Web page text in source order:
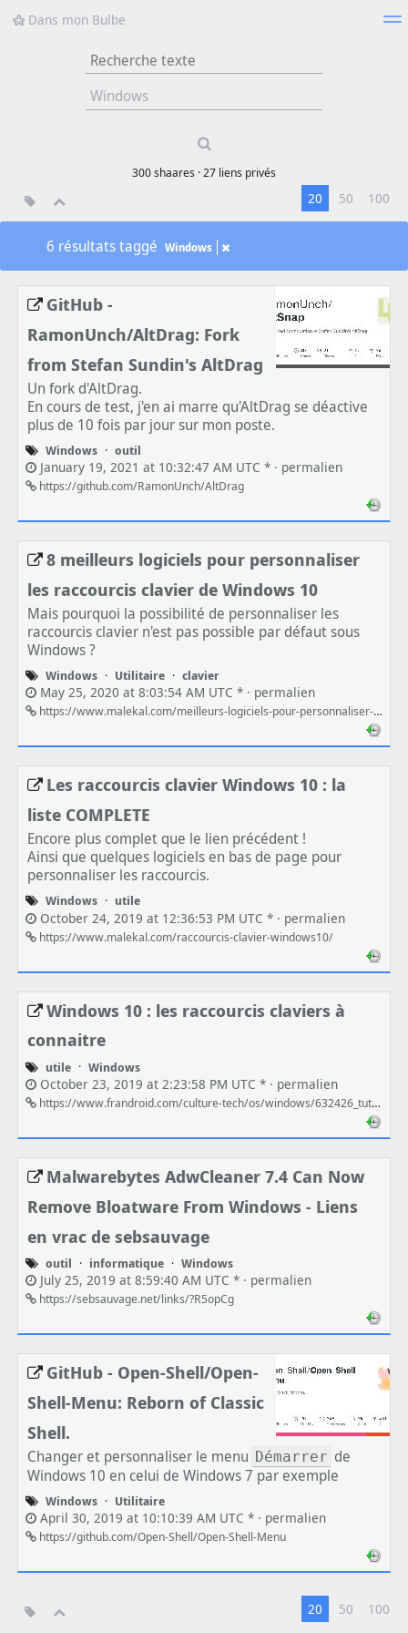
Dans mon Bulbe
Nuage de tags Mur d'images
results.
300shaares ·27liens privés
20 50 100
6 résultats taggé Windows
GitHub -
RamonUnch/AltDrag: Fork
from Stefan Sundin's AltDrag
Un fork d'AltDrag.
En cours de test, j'en ai marre qu'AltDrag se déactive
plus de 10 fois par jour sur mon poste.
Windows · outil
January 19, 2021 at 10:32:47 AM UTC * · permalien
https://github.com/RamonUnch/AltDrag
8 meilleurs logiciels pour personnaliser
les raccourcis clavier de Windows 10
Mais pourquoi la possibilité de personnaliser les
raccourcis clavier n'est pas possible par défaut sous
Windows ?
Windows · Utilitaire · clavier
May 25, 2020 at 8:03:54 AM UTC * · permalien
https://www.malekal.com/meilleurs-logiciels-pour-personnaliser-les-raccourcis-clavier-de-windows-10/
Les raccourcis clavier Windows 10 : la
liste COMPLETE
Encore plus complet que le lien précédent !
Ainsi que quelques logiciels en bas de page pour
personnaliser les raccourcis.
Windows · utile
October 24, 2019 at 12:36:53 PM UTC * · permalien
https://www.malekal.com/raccourcis-clavier-windows10/
Windows 10 : les raccourcis claviers à
connaitre
utile · Windows
October 23, 2019 at 2:23:58 PM UTC * · permalien
https://www.frandroid.com/culture-tech/os/windows/632426_tutoriel-windows-raccourcis-liste
Malwarebytes AdwCleaner 7.4 Can Now
Remove Bloatware From Windows - Liens
en vrac de sebsauvage
outil · informatique · Windows
July 25, 2019 at 8:59:40 AM UTC * · permalien
https://sebsauvage.net/links/?R5opCg
GitHub - Open-Shell/Open-
Shell-Menu: Reborn of Classic
Shell.
Changer et personnaliser le menu Démarrer de
Windows 10 en celui de Windows 7 par exemple
Windows · Utilitaire
April 30, 2019 at 10:10:39 AM UTC * · permalien
https://github.com/Open-Shell/Open-Shell-Menu
20 50 100